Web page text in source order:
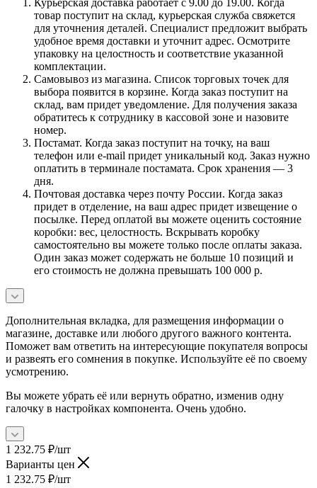
товар поступит на склад, курьерская служба свяжется
для уточнения деталей. Специалист предложит выбрать
удобное время доставки и уточнит адрес. Осмотрите
упаковку на целостность и соответствие указанной
комплектации.
Самовывоз из магазина. Список торговых точек для
выбора появится в корзине. Когда заказ поступит на
склад, вам придет уведомление. Для получения заказа
обратитесь к сотруднику в кассовой зоне и назовите
номер.
Постамат. Когда заказ поступит на точку, на ваш
телефон или e-mail придет уникальный код. Заказ нужно
оплатить в терминале постамата. Срок хранения — 3
дня.
Почтовая доставка через почту России. Когда заказ
придет в отделение, на ваш адрес придет извещение о
посылке. Перед оплатой вы можете оценить состояние
коробки: вес, целостность. Вскрывать коробку
самостоятельно вы можете только после оплаты заказа.
Один заказ может содержать не больше 10 позиций и
его стоимость не должна превышать 100 000 р.
Дополнительная вкладка, для размещения информации о
магазине, доставке или любого другого важного контента.
Поможет вам ответить на интересующие покупателя вопросы
и развеять его сомнения в покупке. Используйте её по своему
усмотрению.
Вы можете убрать её или вернуть обратно, изменив одну
галочку в настройках компонента. Очень удобно.
1 232.75 ₽/шт
Варианты цен
1 232.75 ₽/шт